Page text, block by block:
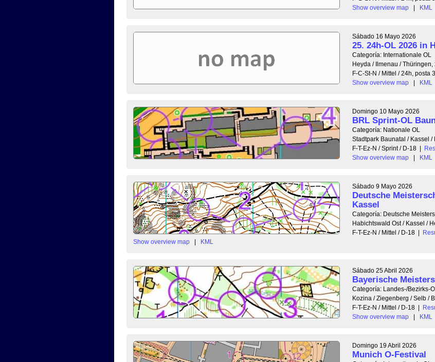
Show overview map
| KML
Sábado 16 Mayo 2026
25. 24h-OL 2026 in
Categoría: Internationale OL
Heyda / Ilmenau / Thüringen,
F-C-St-N / Mittel / 24h, posta 3
Show overview map
| KML
Domingo 10 Mayo 2026
BRL Sprint-OL
Categoría: Nationale OL
Stadtpark Baunatal / Kassel /
F-T-Ez-N / Sprint / D-18 |
Show overview map
| KML
Sábado 9 Mayo 2026
Deutsche
Kassel
Categoría: Deutsche
Habichtswald Ost / Kassel /
F-T-Ez-N / Mittel / D-18 |
Show overview map
| KML
Sábado 25 Abril 2026
Bayerische
Categoría: Landes-/Bezirks-
Kozina / Ziegenberg / Selb /
F-T-Ez-N / Mittel / D-18 |
Show overview map
| KML
Domingo 19 Abril 2026
Munich O-Festival